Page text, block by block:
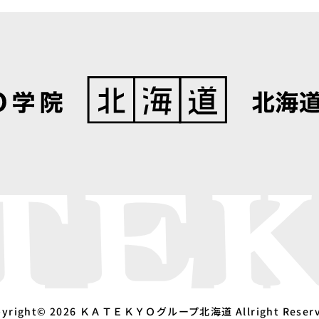
2026 ＫＡＴＥＫＹＯグループ北海道 Allright